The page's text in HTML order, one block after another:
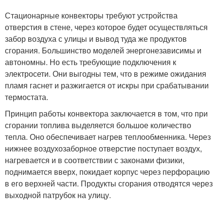
Стационарные конвекторы требуют устройства
отверстия в стене, через которое будет осуществляться
забор воздуха с улицы и вывод туда же продуктов
сгорания. Большинство моделей энергонезависимы и
автономны. Но есть требующие подключения к
электросети. Они выгодны тем, что в режиме ожидания
пламя гаснет и разжигается от искры при срабатывании
термостата.
Принцип работы конвектора заключается в том, что при
сгорании топлива выделяется большое количество
тепла. Оно обеспечивает нагрев теплообменника. Через
нижнее воздухозаборное отверстие поступает воздух,
нагревается и в соответствии с законами физики,
поднимается вверх, покидает корпус через перфорацию
в его верхней части. Продукты сгорания отводятся через
выходной патрубок на улицу.